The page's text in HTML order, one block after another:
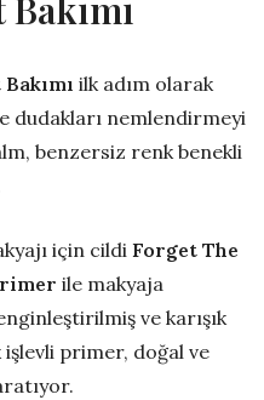
Bakımı
ımı ilk adım olarak
dudakları nemlendirmeyi
benzersiz renk benekli
için cildi Forget The
ile makyaja
ve karışık
işlevli primer, doğal ve